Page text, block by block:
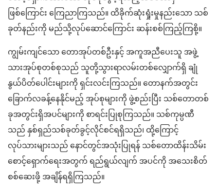
ဖြစ်ကြောင်း ကြေညာကြသည်။ ထိခိုက်ဆုံးရှုံးမှုနည်းသော သစ်
ခုတ်နည်းကို မည်သို့လုပ်ဆောင်ကြောင်း ဆန်းစစ်ကြည့်ကြစို့။
ကျွမ်းကျင်သော တောအုပ်တစ်ဦးနှင့် အကူအညီပေးသူ အဖွဲ့
သားအုပ်စုတစ်စုသည် သူတို့သွားရာလမ်းတစ်လျှောက်ရှိ ချုံ
နွယ်ပိတ်ပေါင်းများကို ရှင်းလင်းကြသည်။ တောနက်အတွင်း
ခြောက်လခန့်နေနိုင်မည့် အုပ်စုများကို ဖွဲ့စည်းပြီး သစ်တောတစ်
ခုအတွင်းရှိအပင်များကို စာရင်းပြုစုကြသည်။ သစ်ကုမ္ပဏီ
သည် နှစ်ရှည်သစ်ခုတ်ခွင့်လိုင်စင်ရရှိသည်၊ ထို့ကြောင့်
လုပ်သားများသည် နောင်တွင်အသုံးပြုရန် သစ်တောထိန်းသိမ်း
စောင့်ရှောက်ရေးအတွက် ရည်ရွယ်လျက် အပင်ကို အသေးစိတ်
စစ်ဆေးဖို့ အချိန်ရရှိကြသည်။